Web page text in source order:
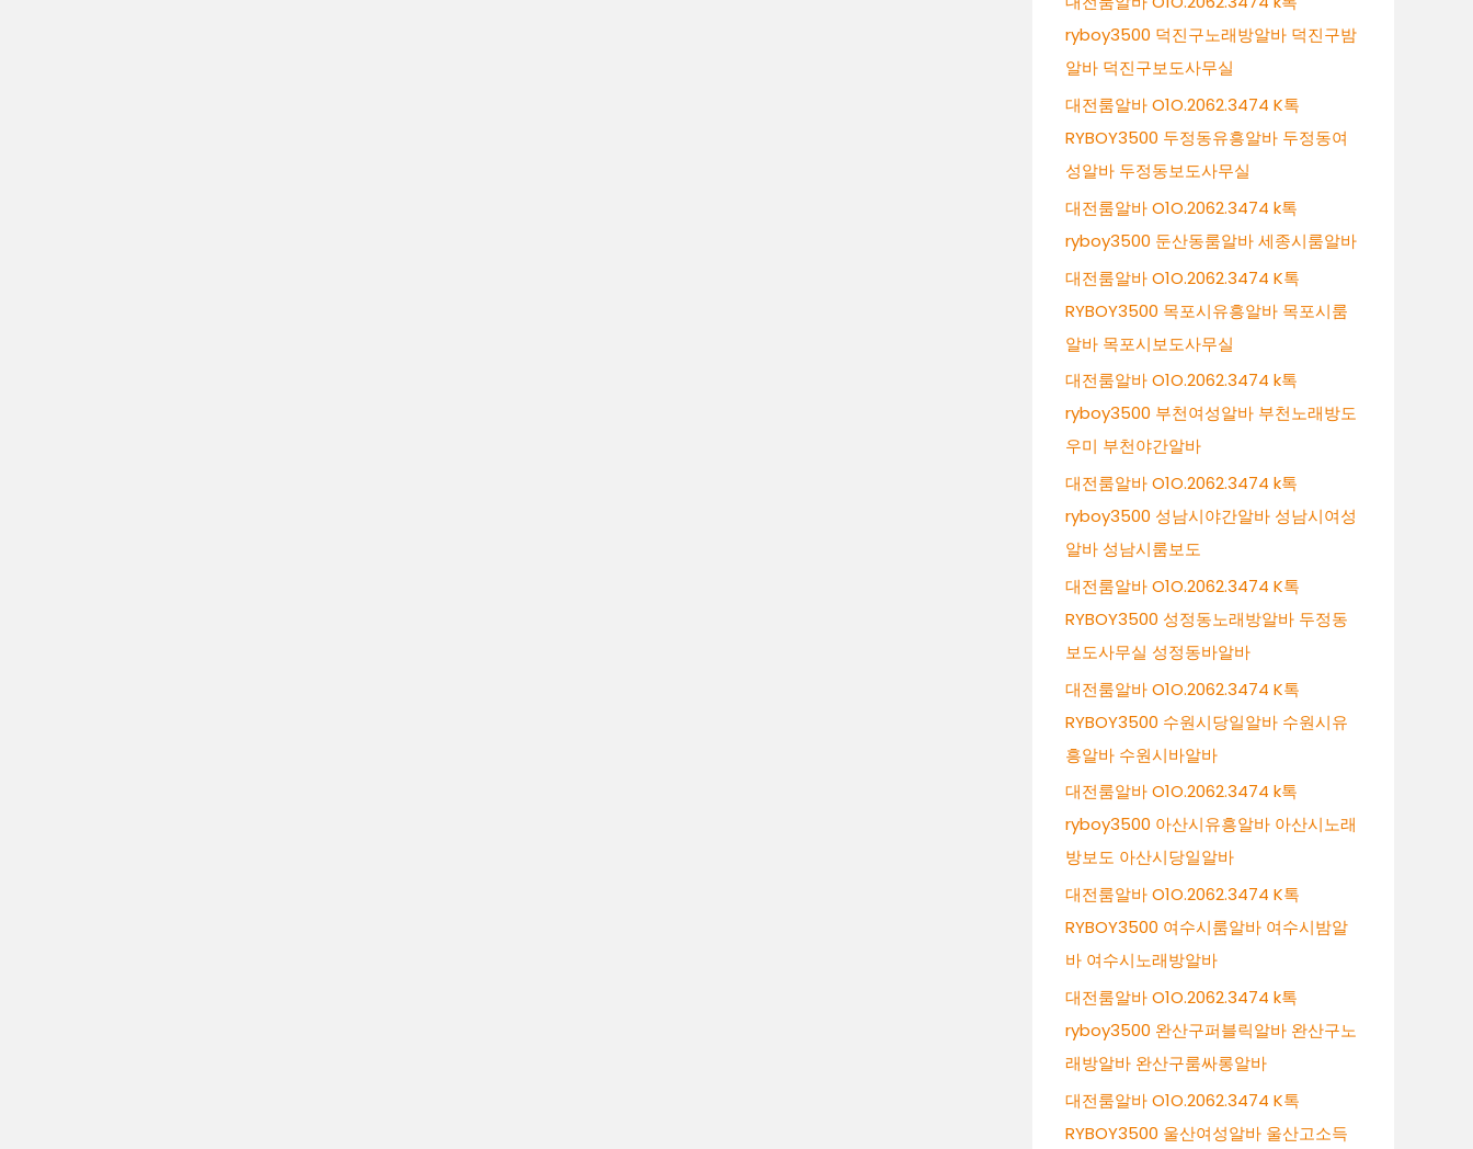
ryboy3500 덕진구노래방알바 덕진구밤
알바 덕진구보도사무실
대전룸알바 O1O.2062.3474 K톡
RYBOY3500 두정동유흥알바 두정동여
성알바 두정동보도사무실
대전룸알바 O1O.2062.3474 k톡
ryboy3500 둔산동룸알바 세종시룸알바
대전룸알바 O1O.2062.3474 K톡
RYBOY3500 목포시유흥알바 목포시룸
알바 목포시보도사무실
대전룸알바 O1O.2062.3474 k톡
ryboy3500 부천여성알바 부천노래방도
우미 부천야간알바
대전룸알바 O1O.2062.3474 k톡
ryboy3500 성남시야간알바 성남시여성
알바 성남시룸보도
대전룸알바 O1O.2062.3474 K톡
RYBOY3500 성정동노래방알바 두정동
보도사무실 성정동바알바
대전룸알바 O1O.2062.3474 K톡
RYBOY3500 수원시당일알바 수원시유
흥알바 수원시바알바
대전룸알바 O1O.2062.3474 k톡
ryboy3500 아산시유흥알바 아산시노래
방보도 아산시당일알바
대전룸알바 O1O.2062.3474 K톡
RYBOY3500 여수시룸알바 여수시밤알
바 여수시노래방알바
대전룸알바 O1O.2062.3474 k톡
ryboy3500 완산구퍼블릭알바 완산구노
래방알바 완산구룸싸롱알바
대전룸알바 O1O.2062.3474 K톡
RYBOY3500 울산여성알바 울산고소득